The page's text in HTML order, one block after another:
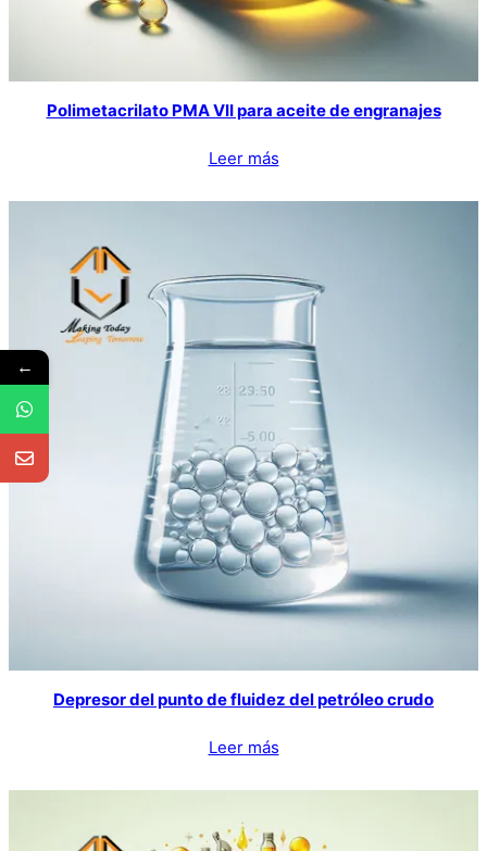
Polimetacrilato PMA VII para aceite de engranajes
Leer más
Depresor del punto de fluidez del petróleo crudo
Leer más
←